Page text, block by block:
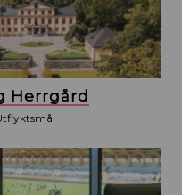
Herrgård